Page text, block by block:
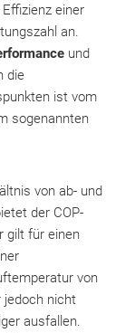
einer
an.
und
die
ist vom
sogenannten
von ab- und
der COP-
gilt für einen
von
jedoch nicht
ausfallen.